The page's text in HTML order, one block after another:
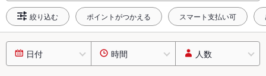
絞り込む ポイントがつかえる スマート支払い可
日付 時間 人数